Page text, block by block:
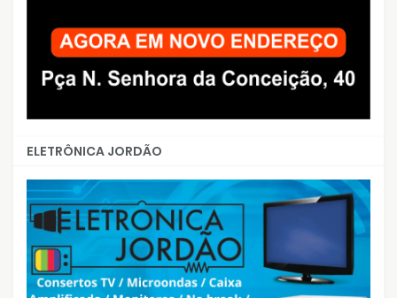
ELETRÔNICA JORDÃO